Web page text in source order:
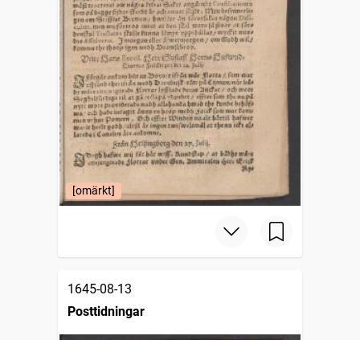
[omärkt]
1645-08-13
Posttidningar